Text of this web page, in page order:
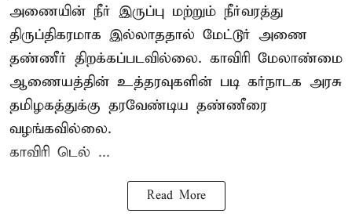
அணையின் நீர் இருப்பு மற்றும் நீர்வரத்து
திருப்திகரமாக இல்லாததால் மேட்டூர் அணை
தண்ணீர் திறக்கப்படவில்லை. காவிரி மேலாண்மை
ஆணையத்தின் உத்தரவுகளின் படி கர்நாடக அரசு
தமிழகத்துக்கு தரவேண்டிய தண்ணீரை
வழங்கவில்லை.
காவிரி டெல் ...
Read More